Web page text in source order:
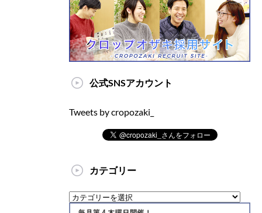
公式SNSアカウント
Tweets by cropozaki_
カテゴリー